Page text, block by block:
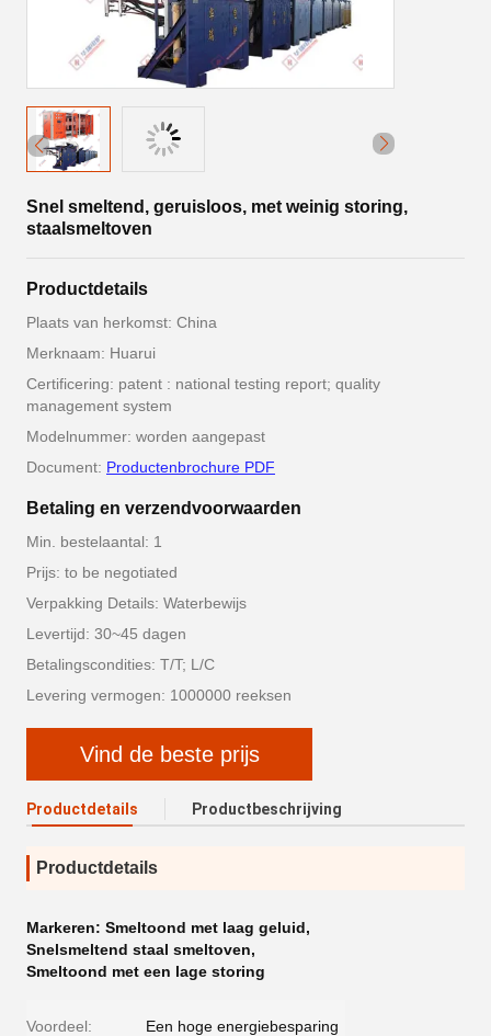
Snel smeltend, geruisloos, met weinig storing,
staalsmeltoven
Productdetails
Plaats van herkomst: China
Merknaam: Huarui
Certificering: patent : national testing report; quality
management system
Modelnummer: worden aangepast
Document: Productenbrochure PDF
Betaling en verzendvoorwaarden
Min. bestelaantal: 1
Prijs: to be negotiated
Verpakking Details: Waterbewijs
Levertijd: 30~45 dagen
Betalingscondities: T/T; L/C
Levering vermogen: 1000000 reeksen
Vind de beste prijs
Productdetails Productbeschrijving
Productdetails
Markeren: Smeltoond met laag geluid,
Snelsmeltend staal smeltoven,
Smeltoond met een lage storing
Voordeel: Een hoge energiebesparing